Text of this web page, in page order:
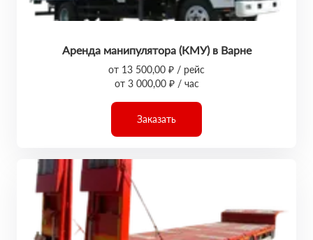
Аренда манипулятора (КМУ) в Варне
от 13 500,00 ₽ / рейс
от 3 000,00 ₽ / час
Заказать